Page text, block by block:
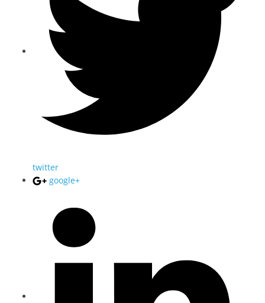
twitter
google+